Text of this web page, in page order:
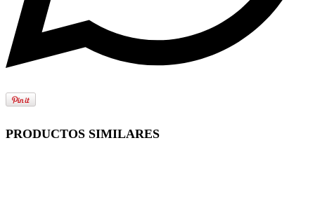
PRODUCTOS SIMILARES